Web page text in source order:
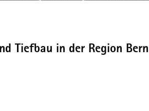
Tiefbau in der Region Bern